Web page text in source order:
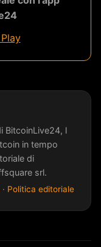
BitcoinLive24, l
in tempo
di
srl.
· Politica editoriale